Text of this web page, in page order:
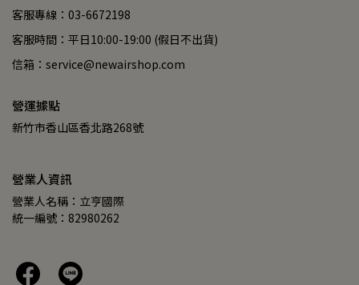
客服專線：03-6672198
客服時間：平日10:00-19:00 (假日不出貨)
信箱：service@newairshop.com
營運據點
新竹市香山區香北路268號
營業人資訊
營業人名稱：立亨國際
統一編號：82980262